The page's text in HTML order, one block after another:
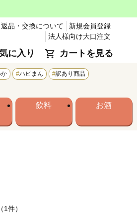
返品・交換について
新規会員登録
法人様向け大口注文
に入り カートを見る
ハピまん
訳あり商品
飲料 お酒
（1件）